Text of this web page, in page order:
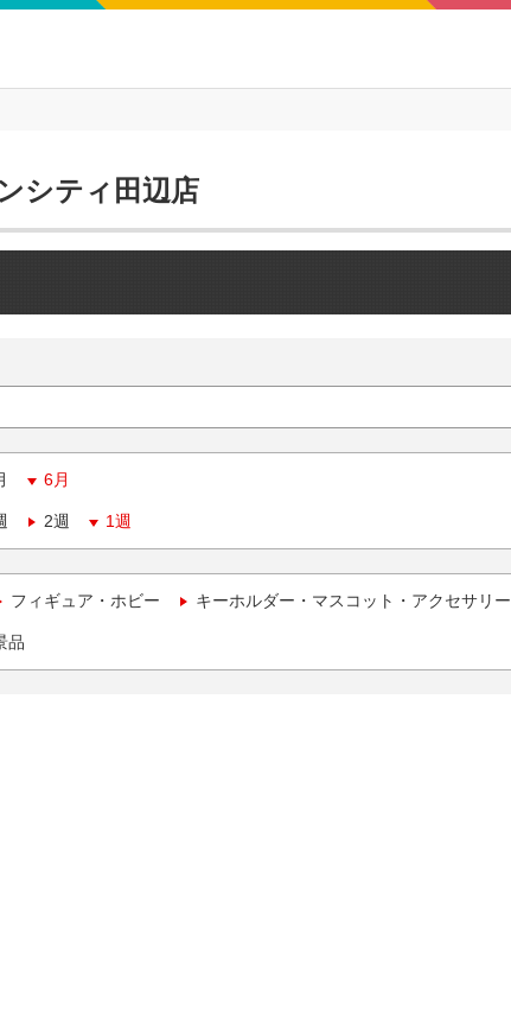
シティ田辺店
6月
2週 1週
フィギュア・ホビー キーホルダー・マスコット・アクセサリー
品